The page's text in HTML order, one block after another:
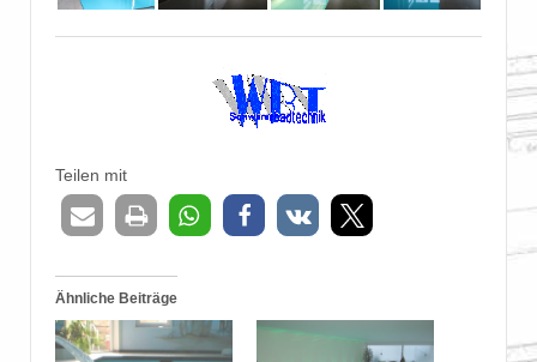
Teilen mit
Ähnliche Beiträge